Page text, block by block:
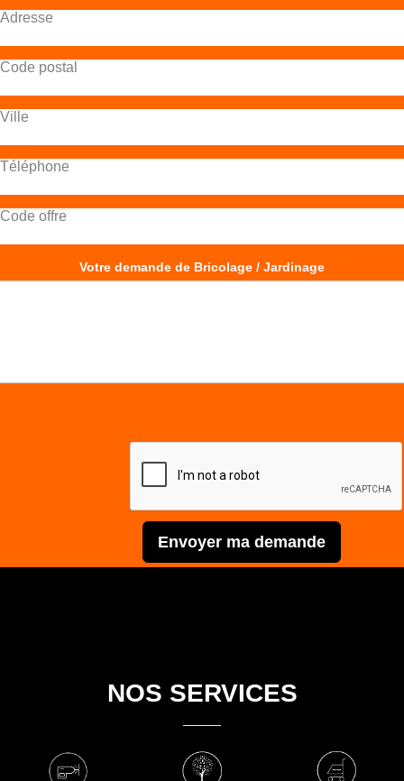
Adresse
Code postal
Ville
Téléphone
Code offre
Votre demande de Bricolage / Jardinage
Envoyer ma demande
NOS SERVICES